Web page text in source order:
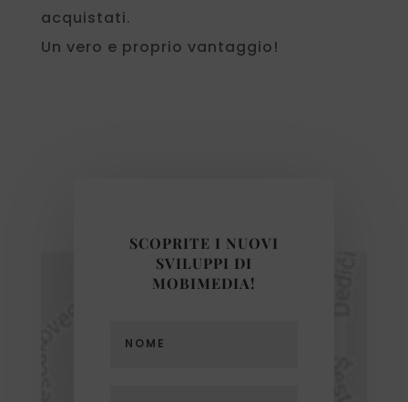
acquistati.
Un vero e proprio vantaggio!
SCOPRITE I NUOVI
SVILUPPI DI
MOBIMEDIA!